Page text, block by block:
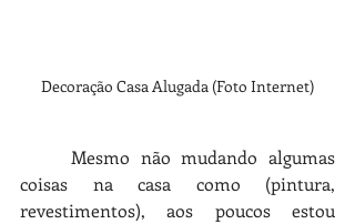
Decoração Casa Alugada (Foto Internet)
Mesmo não mudando algumas
coisas na casa como (pintura,
revestimentos), aos poucos estou